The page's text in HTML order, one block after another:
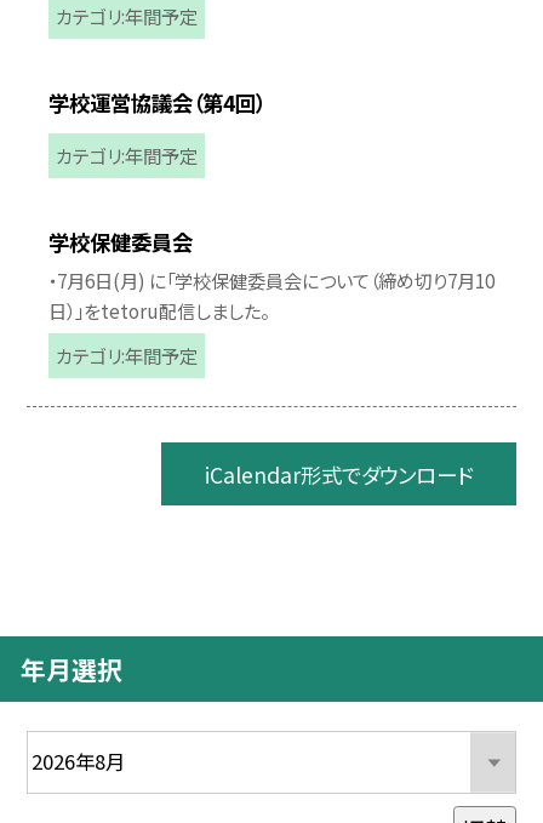
カテゴリ:年間予定
学校運営協議会（第4回）
カテゴリ:年間予定
学校保健委員会
・7月6日(月) に「学校保健委員会について（締め切り7月10
日）」をtetoru配信しました。
カテゴリ:年間予定
iCalendar形式でダウンロード
年月選択